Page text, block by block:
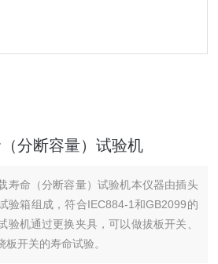
分断容量）试验机
寿命（分断容量）试验机本仪器由插头
验箱组成，符合IEC884-1和GB2099的
验机通过更换夹具，可以做拔板开关、
开关的寿命试验。